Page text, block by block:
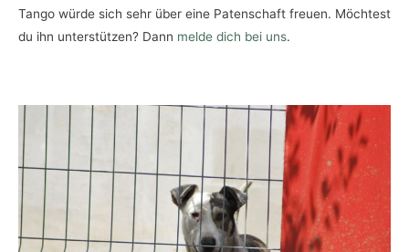
Tango würde sich sehr über eine Patenschaft freuen. Möchtest
du ihn unterstützen? Dann melde dich bei uns.